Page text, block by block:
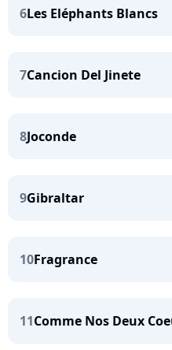
6Les Eléphants Blancs
7Cancion Del Jinete
8Joconde
9Gibraltar
10Fragrance
11Comme Nos Deux